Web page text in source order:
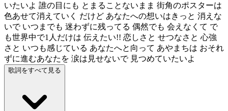
いたいよ 誰の目にも とまることないまま 街角のポスターは
色あせて消えていく だけど あなたへの想いはきっと 消えな
いで いつまでも 迷わずに残ってる 偶然でも 会えなくて で
も世界中で1人だけは 伝えたい!! 恋しさと せつなさと 心強
さと いつも感じている あなたへと向って あやまちは おそれ
ずに進むあなたを 涙は見せないで 見つめていたいよ
歌詞をすべて見る